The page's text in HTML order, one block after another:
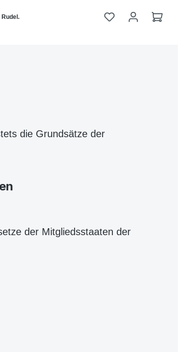
Rudel. Du hast 0
die Grundsätze der
der Mitgliedsstaaten der